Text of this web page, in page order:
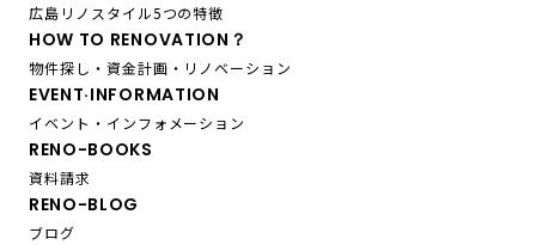
広島リノスタイル5つの特徴
HOW TO RENOVATION？
物件探し・資金計画・リノベーション
EVENT·INFORMATION
イベント・インフォメーション
RENO-BOOKS
資料請求
RENO-BLOG
ブログ